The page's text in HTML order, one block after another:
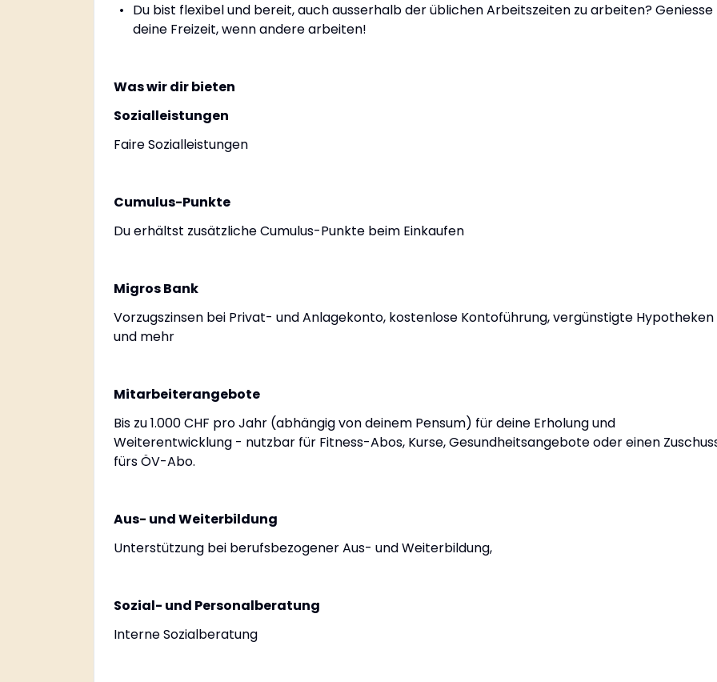
Du bist flexibel und bereit, auch ausserhalb der üblichen Arbeitszeiten zu arbeiten? Geniesse
deine Freizeit, wenn andere arbeiten!
Was wir dir bieten
Sozialleistungen
Faire Sozialleistungen
Cumulus-Punkte
Du erhältst zusätzliche Cumulus-Punkte beim Einkaufen
Migros Bank
Vorzugszinsen bei Privat- und Anlagekonto, kostenlose Kontoführung, vergünstigte Hypotheken
und mehr
Mitarbeiterangebote
Bis zu 1.000 CHF pro Jahr (abhängig von deinem Pensum) für deine Erholung und
Weiterentwicklung - nutzbar für Fitness-Abos, Kurse, Gesundheitsangebote oder einen
fürs ÖV-Abo.
Aus- und Weiterbildung
Unterstützung bei berufsbezogener Aus- und Weiterbildung,
Sozial- und Personalberatung
Interne Sozialberatung